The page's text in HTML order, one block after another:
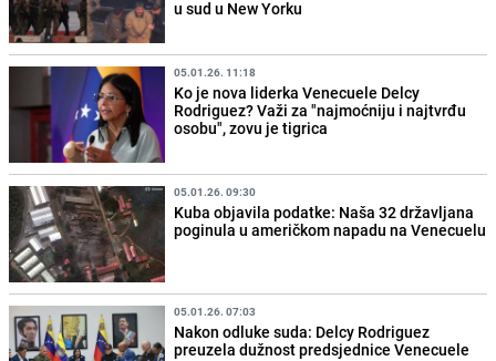
u sud u New Yorku
05.01.26. 11:18
Ko je nova liderka Venecuele Delcy
Rodriguez? Važi za "najmoćniju i najtvrđu
osobu", zovu je tigrica
05.01.26. 09:30
Kuba objavila podatke: Naša 32 državljana
poginula u američkom napadu na Venecuelu
05.01.26. 07:03
Nakon odluke suda: Delcy Rodriguez
preuzela dužnost predsjednice Venecuele